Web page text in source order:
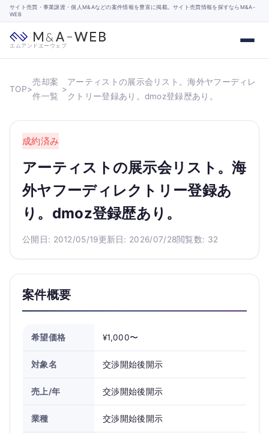
サイト売買・事業譲渡・個人M&Aなどの案件情報を豊富に掲載。サイト売買情報を探すならM&A-
WEB
エムアンドエーウェブ
TOP>
売却案
件一覧
>
アーティストの展示会リスト。海外ヤフーディレ
クトリー登録あり。dmoz登録歴あり。
成約済み
アーティストの展示会リスト。海
外ヤフーディレクトリー登録あ
り。dmoz登録歴あり。
公開日: 2012/05/19更新日: 2026/07/28閲覧数: 32
案件概要
希望価格 ¥1,000〜
対象名 交渉開始後開示
売上/年 交渉開始後開示
業種 交渉開始後開示